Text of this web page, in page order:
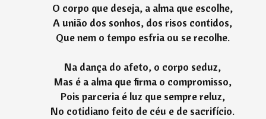
O corpo que deseja, a alma que escolhe,
A união dos sonhos, dos risos contidos,
Que nem o tempo esfria ou se recolhe.
Na dança do afeto, o corpo seduz,
Mas é a alma que firma o compromisso,
Pois parceria é luz que sempre reluz,
No cotidiano feito de céu e de sacrifício.